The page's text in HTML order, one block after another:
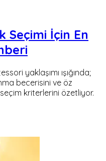
Seçimi İçin En
yaklaşımı ışığında;
becerisini ve öz
kriterlerini özetliyor.